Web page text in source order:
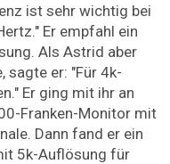
ist sehr wichtig bei
Er empfahl ein
Als Astrid aber
sagte er: "Für 4k-
Er ging mit ihr an
Franken-Monitor mit
Dann fand er ein
5k-Auflösung für